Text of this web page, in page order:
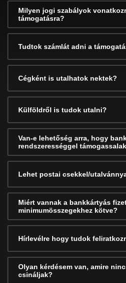
Milyen jogi szabályok
támogatásra?
Tudtok számlát adni a
Cégként is utalhatok nektek?
Külföldről is tudok utalni?
Van-e lehetőség arra, hogy
rendszerességgel
Lehet postai csekkel/
Miért vannak a bankkártyás
minimumösszegekhez kötve?
Hírlevélre hogy tudok
Olyan kérdésem van, amire
csináljak?